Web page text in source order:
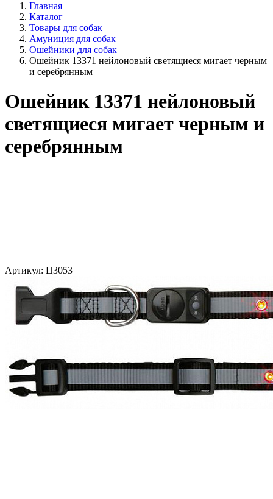
Главная
Каталог
Товары для собак
Амуниция для собак
Ошейники для собак
Ошейник 13371 нейлоновый светящиеся мигает черным
и серебрянным
Ошейник 13371 нейлоновый
светящиеся мигает черным и
серебрянным
Артикул: Ц3053